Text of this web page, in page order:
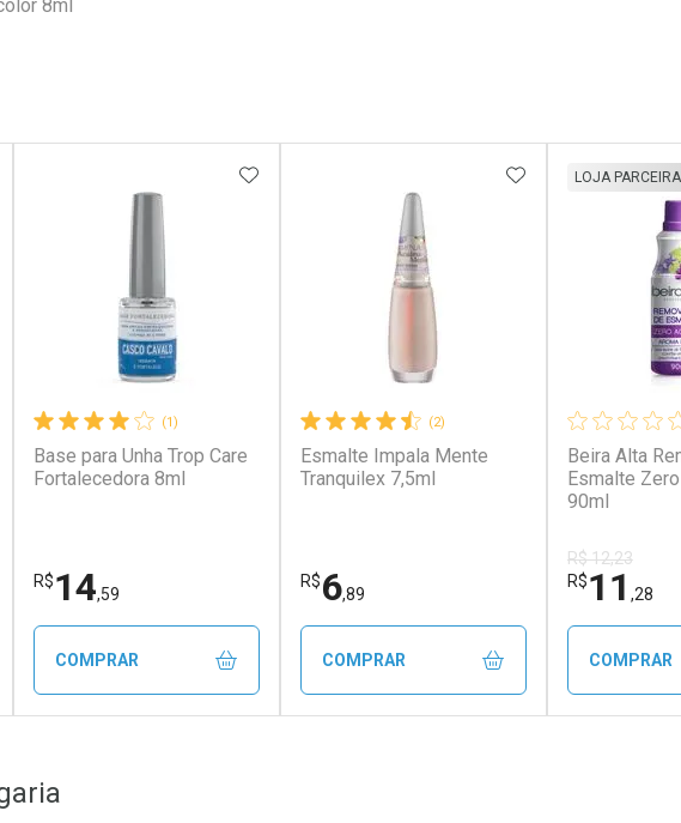
8ml
AOS FAVORITOS
(1)
Base para Unha Trop Care
Fortalecedora 8ml
R$14,59
ADICIONAR AOS FAVORITOS
COMPRAR
Laboratório
Por Menos
(2)
Esmalte Impala Mente
Tranquilex 7,5ml
R$6,89
ADICIONAR AOS
COMPRAR
Beira Alta
Esmalte
90ml
LOJA PARCEIRA
R$ 12,23
R$11 ,28
COMPRAR